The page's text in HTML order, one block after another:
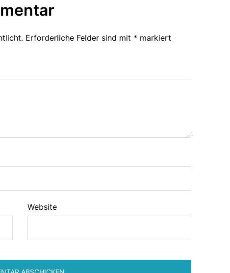
Erforderliche Felder sind mit * markiert
Website